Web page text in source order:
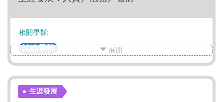
相關學群:
法政學群 展開
生涯發展